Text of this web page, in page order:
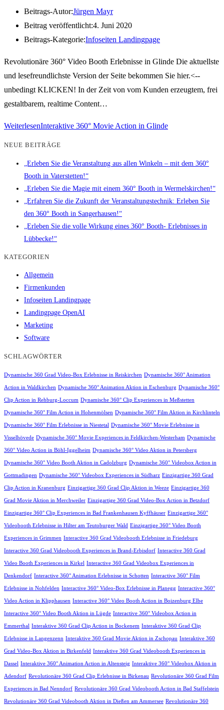
Beitrags-Autor:Jürgen Mayr
Beitrag veröffentlicht:4. Juni 2020
Beitrags-Kategorie:Infoseiten Landingpage
Revolutionäre 360° Video Booth Erlebnisse in Glinde Die aktuellste
und lesefreundlichste Version der Seite bekommen Sie hier.<--
unbedingt KLICKEN! In der Zeit von vom Kunden erzeugtem, frei
gestaltbarem, realtime Content…
WeiterlesenInteraktive 360° Movie Action in Glinde
NEUE BEITRÄGE
„Erleben Sie die Veranstaltung aus allen Winkeln – mit dem 360°
Booth in Vaterstetten!“
„Erleben Sie die Magie mit einem 360° Booth in Wermelskirchen!“
„Erfahren Sie die Zukunft der Veranstaltungstechnik: Erleben Sie
den 360° Booth in Sangerhausen!“
„Erleben Sie die volle Wirkung eines 360° Booth- Erlebnisses in
Lübbecke!“
KATEGORIEN
Allgemein
Firmenkunden
Infoseiten Landingpage
Landingpage OpenAI
Marketing
Software
SCHLAGWÖRTER
Dynamische 360 Grad Video-Box Erlebnisse in Reiskirchen Dynamische 360° Animation
Action in Waldkirchen Dynamische 360° Animation Aktion in Eschenburg Dynamische 360°
Clip Action in Rehburg-Loccum Dynamische 360° Clip Experiences in Meßstetten
Dynamische 360° Film Action in Hohenmölsen Dynamische 360° Film Aktion in Kirchlinteln
Dynamische 360° Film Erlebnisse in Niestetal Dynamische 360° Movie Erlebnisse in
Visselhövede Dynamische 360° Movie Experiences in Feldkirchen-Westerham Dynamische
360° Video Action in Böhl-Iggelheim Dynamische 360° Video Aktion in Petersberg
Dynamische 360° Video Booth Aktion in Cadolzburg Dynamische 360° Videobox Action in
Gottmadingen Dynamische 360° Videobox Experiences in Südharz Einzigartige 360 Grad
Clip Action in Kranenburg Einzigartige 360 Grad Clip Aktion in Weeze Einzigartige 360
Grad Movie Aktion in Merchweiler Einzigartige 360 Grad Video-Box Action in Betzdorf
Einzigartige 360° Clip Experiences in Bad Frankenhausen Kyffhäuser Einzigartige 360°
Videobooth Erlebnisse in Hilter am Teutoburger Wald Einzigartige 360° Video Booth
Experiences in Grimmen Interactive 360 Grad Videobooth Erlebnisse in Friedeburg
Interactive 360 Grad Videobooth Experiences in Brand-Erbisdorf Interactive 360 Grad
Video Booth Experiences in Kirkel Interactive 360 Grad Videobox Experiences in
Denkendorf Interactive 360° Animation Erlebnisse in Schotten Interactive 360° Film
Erlebnisse in Nohfelden Interactive 360° Video-Box Erlebnisse in Planegg Interactive 360°
Video Action in Klipphausen Interactive 360° Video Booth Action in Boizenburg Elbe
Interactive 360° Video Booth Aktion in Lügde Interactive 360° Videobox Action in
Emmerthal Interaktive 360 Grad Clip Action in Bockenem Interaktive 360 Grad Clip
Erlebnisse in Langenzenn Interaktive 360 Grad Movie Aktion in Zschopau Interaktive 360
Grad Video-Box Aktion in Birkenfeld Interaktive 360 Grad Videobooth Experiences in
Dassel Interaktive 360° Animation Action in Altensteig Interaktive 360° Videobox Aktion in
Adendorf Revolutionäre 360 Grad Clip Erlebnisse in Birkenau Revolutionäre 360 Grad Film
Experiences in Bad Nenndorf Revolutionäre 360 Grad Videobooth Action in Bad Staffelstein
Revolutionäre 360 Grad Videobooth Aktion in Dießen am Ammersee Revolutionäre 360